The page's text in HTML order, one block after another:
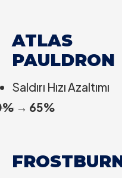
ATLAS
PAULDRON
Saldırı Hızı Azaltımı
→ 65%